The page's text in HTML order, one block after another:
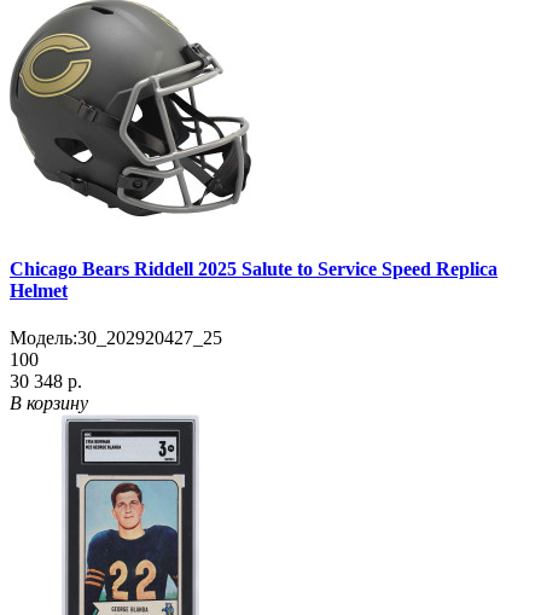
Chicago Bears Riddell 2025 Salute to Service Speed Replica
Helmet
Модель:30_202920427_25
100
30 348 р.
В корзину